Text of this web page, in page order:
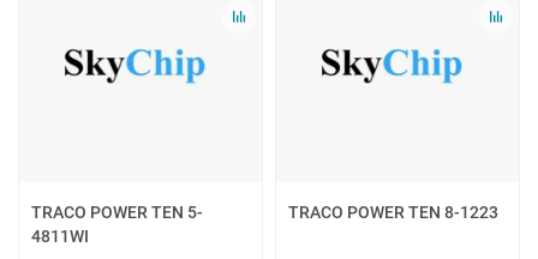
TRACO POWER TEN 5-
4811WI
TRACO POWER TEN 8-1223